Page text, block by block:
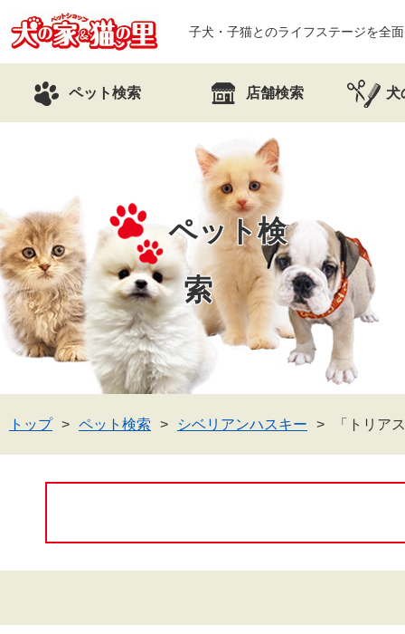
子犬・子猫とのライフステージを全
ペット検索 店舗検索 犬
ペット検
索
トップ ペット検索 シベリアンハスキー 「トリア